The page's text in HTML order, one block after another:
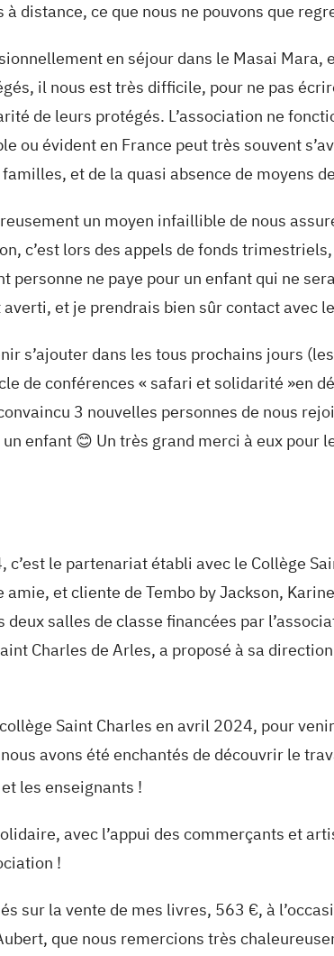
distance, ce que nous ne pouvons que
en séjour dans le Masai Mara,
il nous est très difficile, pour ne pas
de leurs protégés. L’association ne
ou évident en France peut très souvent
et de la quasi absence de moyens
un moyen infaillible de nous
c’est lors des appels de fonds
ne paye pour un enfant qui ne
et je prendrais bien sûr contact avec
s’ajouter dans les tous prochains jours
de conférences « safari et solidarité »en
3 nouvelles personnes de nous
enfant 😊 Un très grand merci à eux pour
le partenariat établi avec le Collège
et cliente de Tembo by Jackson,
salles de classe financées par
Charles de Arles, a proposé à sa
Saint Charles en avril 2024, pour
avons été enchantés de découvrir le
et les enseignants !
avec l’appui des commerçants et
!
sur la vente de mes livres, 563 €, à
que nous remercions très